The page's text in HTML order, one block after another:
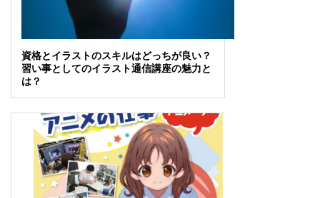
資格とイラストのスキルはどっちが良い？
習い事としてのイラスト通信講座の魅力と
は？